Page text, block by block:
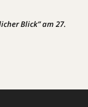
Blick” am 27.